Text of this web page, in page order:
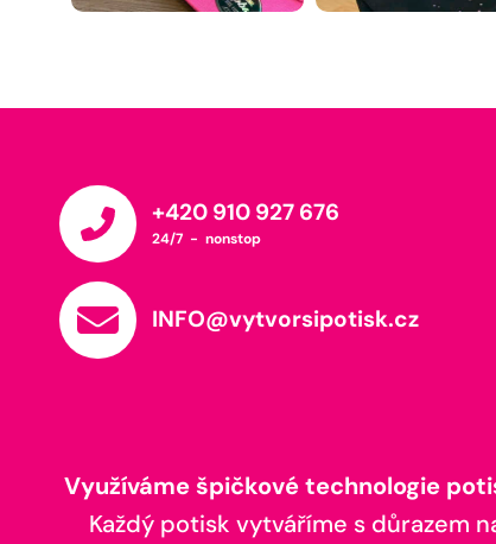
+420 910 927 676
24/7 - nonstop
INFO@vytvorsipotisk.cz
Využíváme špičkové technologie
Každý potisk vytváříme s důrazem